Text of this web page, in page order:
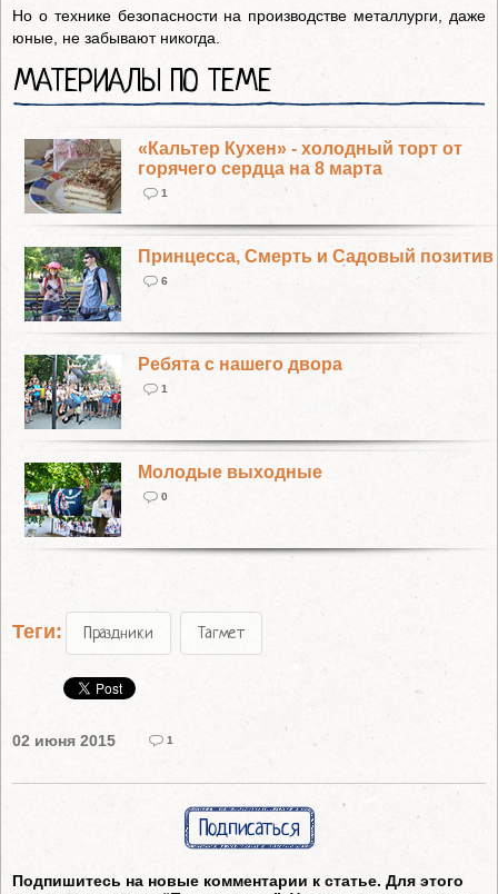
Но о технике безопасности на производстве металлурги, даже
юные, не забывают никогда.
МАТЕРИАЛЫ ПО ТЕМЕ
«Кальтер Кухен» - холодный торт от
горячего сердца на 8 марта
1
Принцесса, Смерть и Садовый позитив
6
Ребята с нашего двора
1
Молодые выходные
0
Теги: Праздники Тагмет
02 июня 2015 1
Подписаться
Подпишитесь на новые комментарии к статье. Для этого